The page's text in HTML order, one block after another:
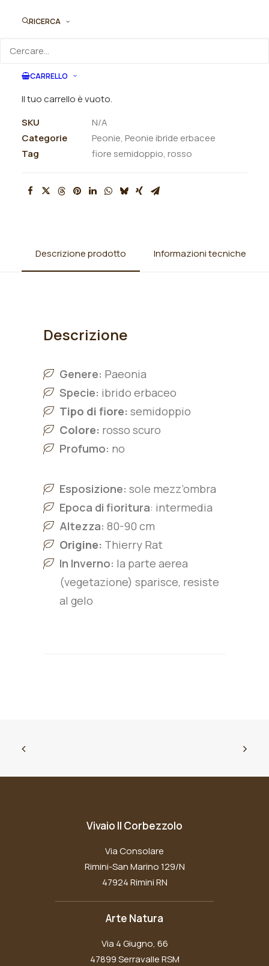
RICERCA
CARRELLO
Il tuo carrello è vuoto.
SKU
N/A
Categorie
Peonie, Peonie ibride erbacee
Tag
fiore semidoppio, rosso
Descrizione prodotto Informazioni tecniche
Descrizione
Genere: Paeonia
Specie: ibrido erbaceo
Tipo di fiore: semidoppio
Colore: rosso scuro
Profumo: no
Esposizione: sole mezz’ombra
Epoca di fioritura: intermedia
Altezza: 80-90 cm
Origine: Thierry Rat
In Inverno: la parte aerea
(vegetazione) sparisce, resiste
al gelo
Vivaio Il Corbezzolo
Via Consolare
Rimini-San Marino 129/N
47924 Rimini RN
Arte Natura
Via 4 Giugno, 66
47899 Serravalle RSM